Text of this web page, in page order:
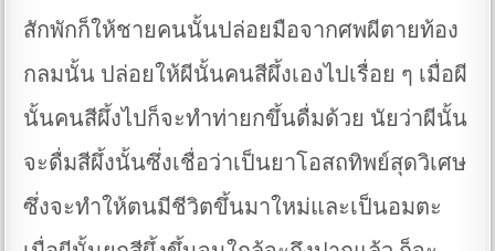
สักพักก็ให้ชายคนนั้นปล่อยมือจากศพผีตายท้อง
กลมนั้น ปล่อยให้ผีนั้นคนสีผึ้งเองไปเรื่อย ๆ เมื่อผี
นั้นคนสีผึ้งไปก็จะทำท่ายกขึ้นดื่มด้วย นัยว่าผีนั้น
จะดื่มสีผึ้งนั้นซึ่งเชื่อว่าเป็นยาโอสถทิพย์สุดวิเศษ
ซึ่งจะทำให้ตนมีชีวิตขึ้นมาใหม่และเป็นอมตะ